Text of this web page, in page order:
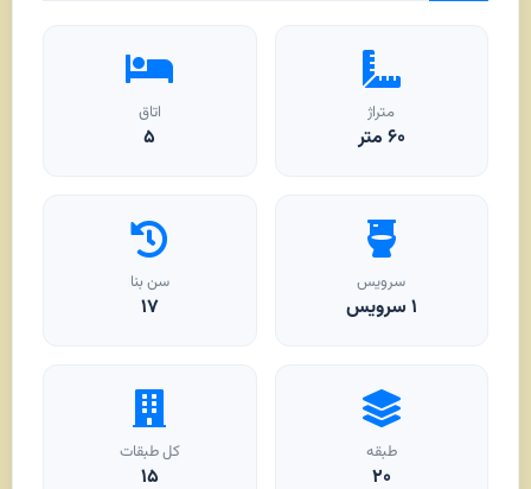
متراژ
۶۰ متر
اتاق
۵
سرویس
۱ سرویس
سن بنا
۱۷
طبقه
۲۰
کل طبقات
۱۵